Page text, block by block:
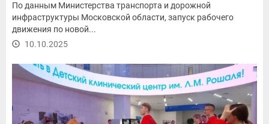
По данным Министерства транспорта и дорожной
инфраструктуры Московской области, запуск рабочего
движения по новой...
10.10.2025